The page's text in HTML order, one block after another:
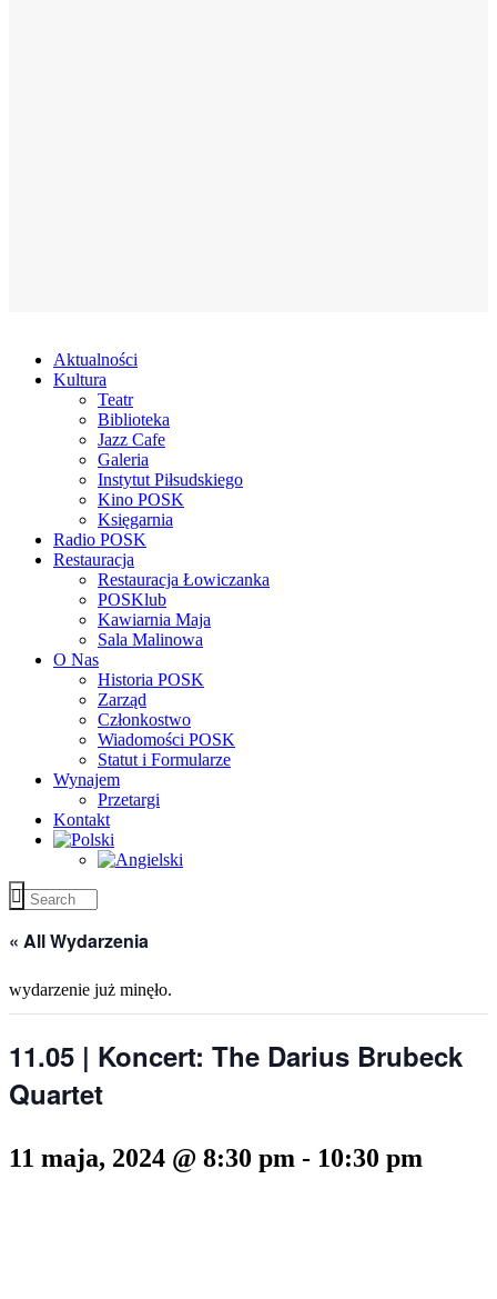
Aktualności
Kultura
Teatr
Biblioteka
Jazz Cafe
Galeria
Instytut Piłsudskiego
Kino POSK
Księgarnia
Radio POSK
Restauracja
Restauracja Łowiczanka
POSKlub
Kawiarnia Maja
Sala Malinowa
O Nas
Historia POSK
Zarząd
Członkostwo
Wiadomości POSK
Statut i Formularze
Wynajem
Przetargi
Kontakt
« All Wydarzenia
wydarzenie już minęło.
11.05 | Koncert: The Darius Brubeck
Quartet
11 maja, 2024 @ 8:30 pm - 10:30 pm